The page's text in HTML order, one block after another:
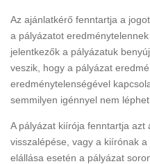
Az ajánlatkérő fenntartja a
a pályázatot
jelentkezők a pályázatuk
veszik, hogy a pályázat
eredménytelenségével
semmilyen igénnyel nem
A pályázat kiírója fenntartja
visszalépése, vagy a kiírónak
elállása esetén a pályázat